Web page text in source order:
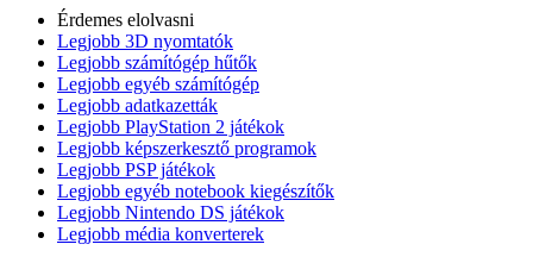
Érdemes elolvasni
Legjobb 3D nyomtatók
Legjobb számítógép hűtők
Legjobb egyéb számítógép
Legjobb adatkazetták
Legjobb PlayStation 2 játékok
Legjobb képszerkesztő programok
Legjobb PSP játékok
Legjobb egyéb notebook kiegészítők
Legjobb Nintendo DS játékok
Legjobb média konverterek